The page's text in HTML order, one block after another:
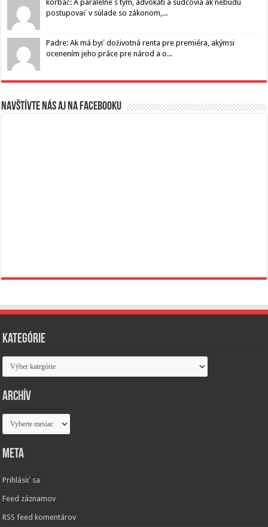
korbáč: A paralelne s tým, advokáti a sudcovia ak nebudú
postupovať v súlade so zákonom,...
Padre: Ak má byť doživotná renta pre premiéra, akýmsi
ocenením jeho práce pre národ a o...
Navštívte nás aj na Facebooku
Kategórie
Kategórie
Archív
Archív
Meta
Prihlásiť sa
Feed záznamov
RSS feed komentárov